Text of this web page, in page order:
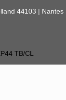
44103 | Nantes
TB/CL